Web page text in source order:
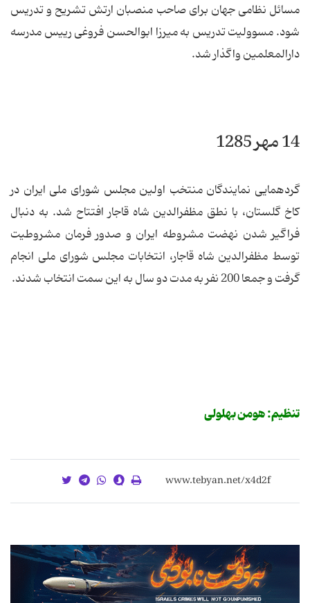
مسائل نظامی جهان برای صاحب منصبان ارتش تشریح و تدریس
شود. مسوولیت تدریس به میرزا ابوالحسن فروغی رییس مدرسه
دارالمعلمین واگذار شد.
14 مهر 1285
گردهمایی نمایندگان منتخب اولین مجلس شورای ملی ایران در
كاخ گلستان، با نطق مظفرالدین شاه قاجار افتتاح شد. به دنبال
فراگیر شدن نهضت مشروطه ایران و صدور فرمان مشروطیت
توسط مظفرالدین شاه قاجار، انتخابات مجلس شورای ملی انجام
گرفت و جمعا 200 نفر به مدت دو سال به این سمت انتخاب شدند.
تنظیم: هومن بهلولی